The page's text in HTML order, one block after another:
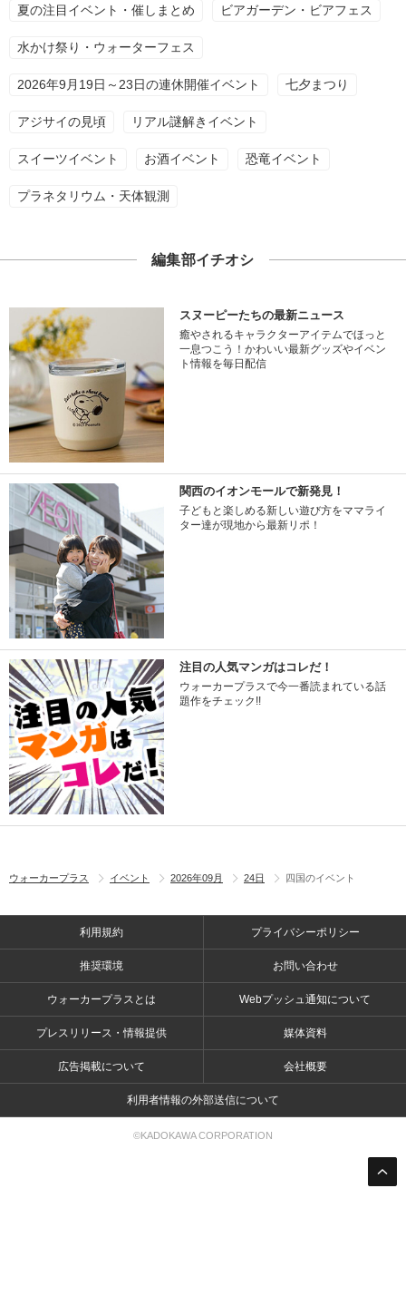
夏の注目イベント・催しまとめ ビアガーデン・ビアフェス
水かけ祭り・ウォーターフェス
2026年9月19日～23日の連休開催イベント 七夕まつり
アジサイの見頃 リアル謎解きイベント
スイーツイベント お酒イベント 恐竜イベント
プラネタリウム・天体観測
編集部イチオシ
スヌーピーたちの最新ニュース
癒やされるキャラクターアイテムでほっと
一息つこう！かわいい最新グッズやイベン
ト情報を毎日配信
関西のイオンモールで新発見！
子どもと楽しめる新しい遊び方をママライ
ター達が現地から最新リポ！
注目の人気マンガはコレだ！
ウォーカープラスで今一番読まれている話
題作をチェック!!
ウォーカープラス イベント 2026年09月 24日 四国のイベント
利用規約 プライバシーポリシー
推奨環境 お問い合わせ
ウォーカープラスとは Webプッシュ通知について
プレスリリース・情報提供 媒体資料
広告掲載について 会社概要
利用者情報の外部送信について
©KADOKAWA CORPORATION